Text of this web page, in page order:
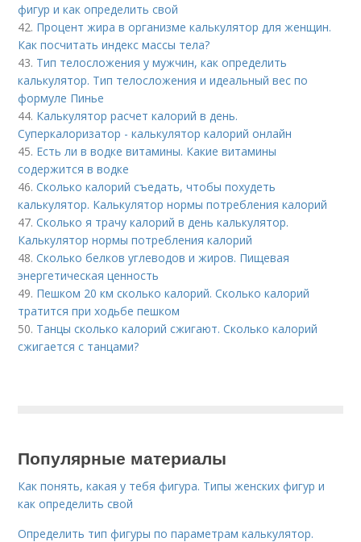
фигур и как определить свой
42. Процент жира в организме калькулятор для женщин.
Как посчитать индекс массы тела?
43. Тип телосложения у мужчин, как определить
калькулятор. Тип телосложения и идеальный вес по
формуле Пинье
44. Калькулятор расчет калорий в день.
Суперкалоризатор - калькулятор калорий онлайн
45. Есть ли в водке витамины. Какие витамины
содержится в водке
46.Сколько калорий съедать, чтобы похудеть
калькулятор. Калькулятор нормы потребления калорий
47.Сколько я трачу калорий в день калькулятор.
Калькулятор нормы потребления калорий
48.Сколько белков углеводов и жиров. Пищевая
энергетическая ценность
49. Пешком 20 км сколько калорий. Сколько калорий
тратится при ходьбе пешком
50. Танцы сколько калорий сжигают. Сколько калорий
сжигается с танцами?
Популярные материалы
Как понять, какая у тебя фигура. Типы женских фигур и
как определить свой
Определить тип фигуры по параметрам калькулятор.